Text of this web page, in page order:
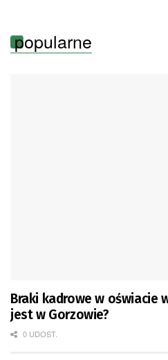
popularne
Braki kadrowe w oświacie
jest w Gorzowie?
0 UDOST.